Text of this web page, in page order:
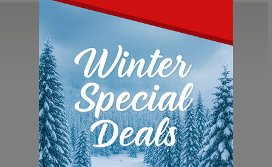
Moon Boot®
Icon Glance